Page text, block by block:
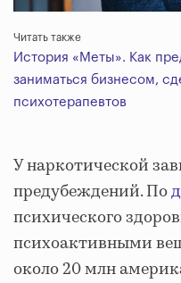
Читать также
История «Меты». Как
заниматься бизнесом,
психотерапевтов
У наркотической
предубеждений. По
психического
психоактивными
около 20 млн